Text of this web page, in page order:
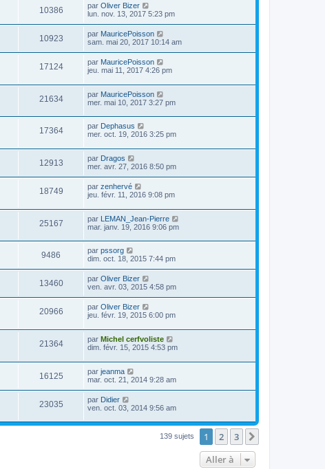
10386 par Oliver Bizer
lun. nov. 13, 2017 5:23 pm
10923 par MauricePoisson
sam. mai 20, 2017 10:14 am
17124 par MauricePoisson
jeu. mai 11, 2017 4:26 pm
21634 par MauricePoisson
mer. mai 10, 2017 3:27 pm
17364 par Dephasus
mer. oct. 19, 2016 3:25 pm
12913 par Dragos
mer. avr. 27, 2016 8:50 pm
18749 par zenhervé
jeu. févr. 11, 2016 9:08 pm
25167 par LEMAN_Jean-Pierre
mar. janv. 19, 2016 9:06 pm
9486 par pssorg
dim. oct. 18, 2015 7:44 pm
13460 par Oliver Bizer
ven. avr. 03, 2015 4:58 pm
20966 par Oliver Bizer
jeu. févr. 19, 2015 6:00 pm
21364 par Michel cerfvoliste
dim. févr. 15, 2015 4:53 pm
16125 par jeanma
mar. oct. 21, 2014 9:28 am
23035 par Didier
ven. oct. 03, 2014 9:56 am
139 sujets 1 2 3
Aller à